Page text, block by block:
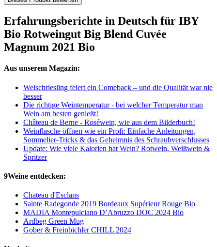
Erfahrungsberichte in Deutsch für IBY
Bio Rotweingut Big Blend Cuvée
Magnum 2021 Bio
Aus unserem Magazin:
Welschriesling feiert ein Comeback – und die Qualität war nie
besser
Die richtige Weintemperatur - bei welcher Temperatur man
Wein am besten genießt!
Château de Berne - Roséwein, wie aus dem Bilderbuch!
Weinflasche öffnen wie ein Profi: Einfache Anleitungen,
Sommelier-Tricks & das Geheimnis des Schraubverschlusses
Update: Wie viele Kalorien hat Wein? Rotwein, Weißwein &
Spritzer
9Weine entdecken:
Chateau d'Esclans
Sainte Radegonde 2019 Bordeaux Supérieur Rouge Bio
MADIA Montepulciano D’Abruzzo DOC 2024 Bio
Ardbeg Green Mug
Gober & Freinbichler CHILL 2024